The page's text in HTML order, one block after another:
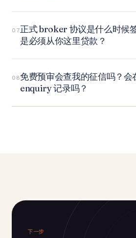
07正式 broker 协议是什么时候
是必须从你这里贷款？
08免费预审会查我的征信吗？会
enquiry 记录吗？
下一步